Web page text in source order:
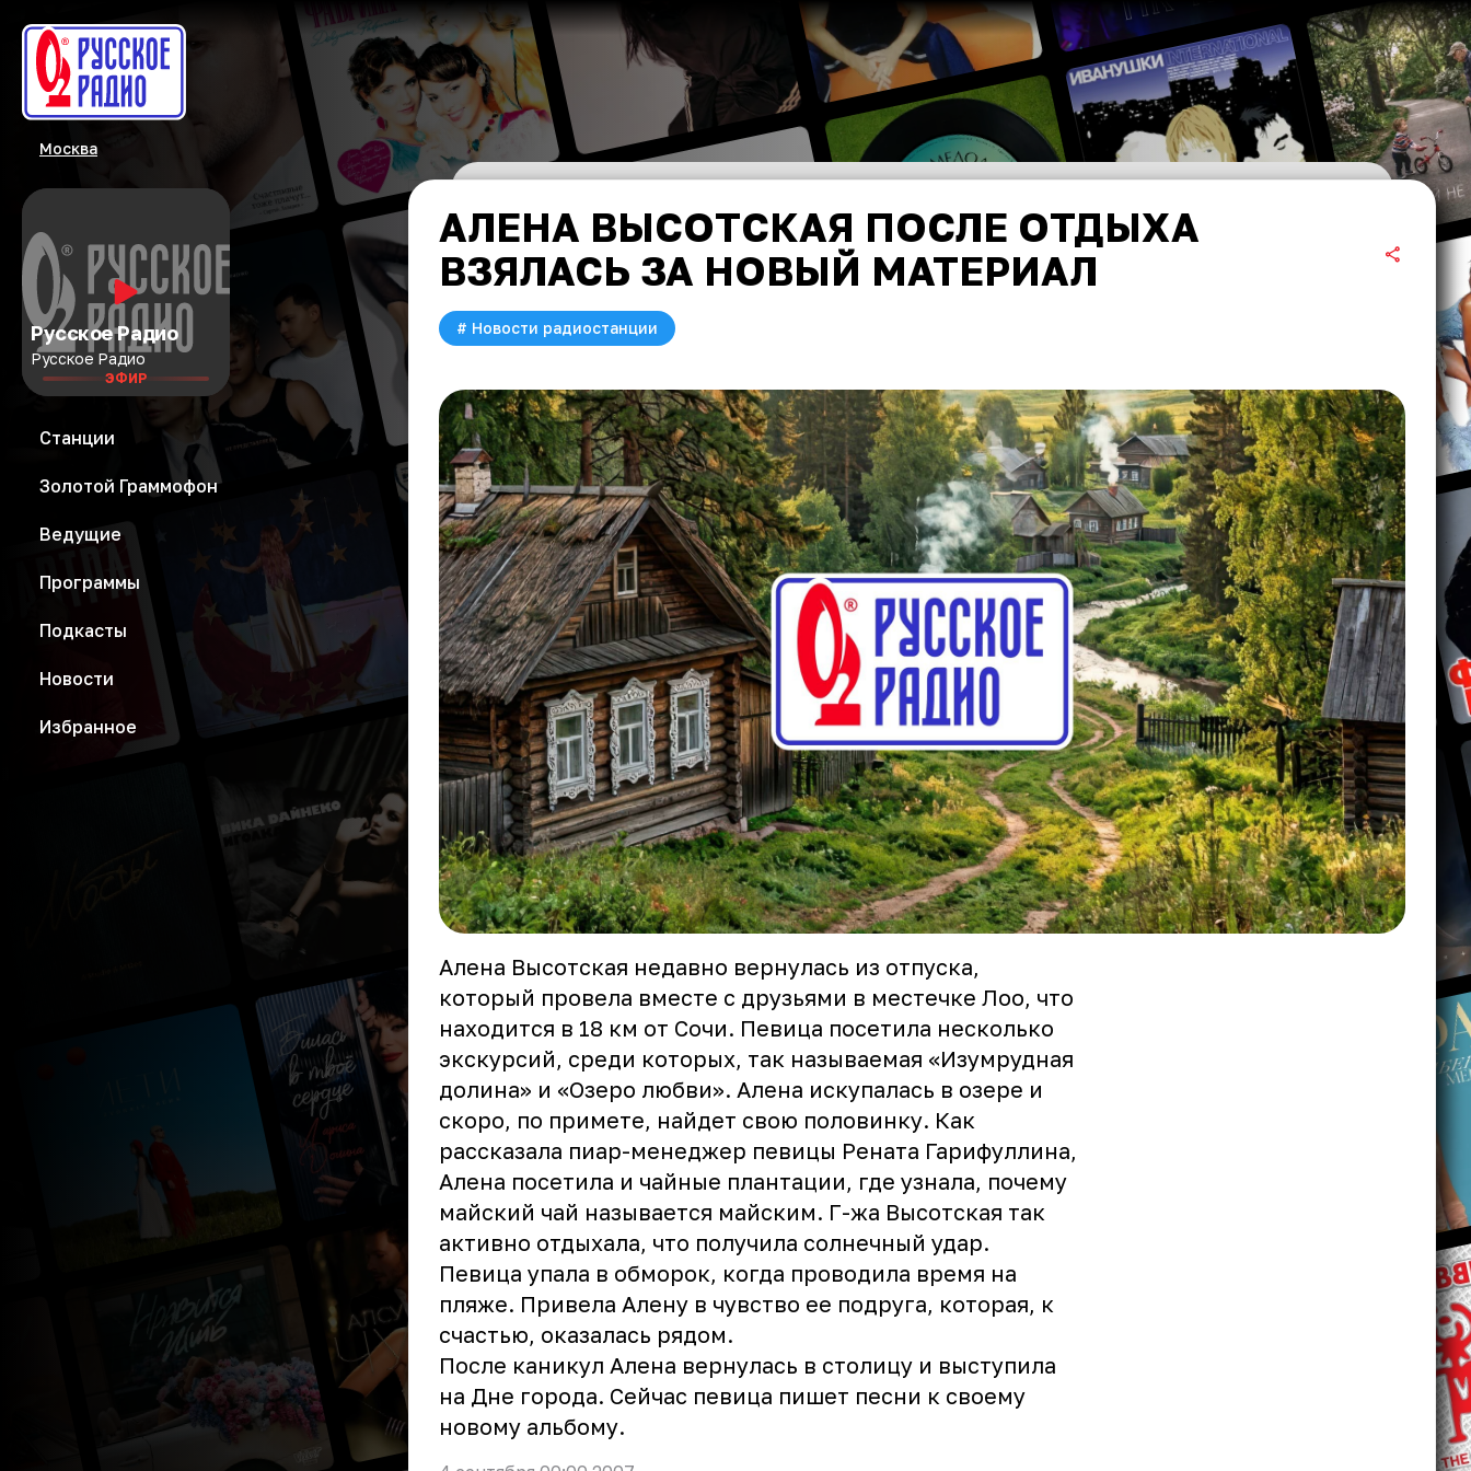
Москва
Русское Радио
Русское Радио
ЭФИР
Станции
Золотой Граммофон
Ведущие
Программы
Подкасты
Новости
Избранное
АЛЕНА ВЫСОТСКАЯ ПОСЛЕ ОТДЫХА
ВЗЯЛАСЬ ЗА НОВЫЙ МАТЕРИАЛ
# Новости радиостанции
Алена Высотская недавно вернулась из отпуска,
который провела вместе с друзьями в местечке Лоо, что
находится в 18 км от Сочи. Певица посетила несколько
экскурсий, среди которых, так называемая «Изумрудная
долина» и «Озеро любви». Алена искупалась в озере и
скоро, по примете, найдет свою половинку. Как
рассказала пиар-менеджер певицы Рената Гарифуллина,
Алена посетила и чайные плантации, где узнала, почему
майский чай называется майским. Г-жа Высотская так
активно отдыхала, что получила солнечный удар.
Певица упала в обморок, когда проводила время на
пляже. Привела Алену в чувство ее подруга, которая, к
счастью, оказалась рядом.
После каникул Алена вернулась в столицу и выступила
на Дне города. Сейчас певица пишет песни к своему
новому альбому.